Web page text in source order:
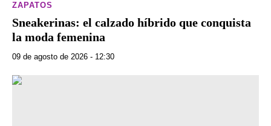
ZAPATOS
Sneakerinas: el calzado híbrido que conquista
la moda femenina
09 de agosto de 2026 - 12:30